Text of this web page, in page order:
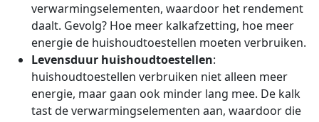
verwarmingselementen, waardoor het rendement
daalt. Gevolg? Hoe meer kalkafzetting, hoe meer
energie de huishoudtoestellen moeten verbruiken.
Levensduur huishoudtoestellen:
huishoudtoestellen verbruiken niet alleen meer
energie, maar gaan ook minder lang mee. De kalk
tast de verwarmingselementen aan, waardoor die